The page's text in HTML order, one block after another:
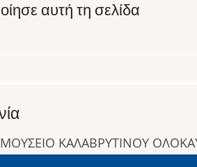
αυτή τη σελίδα
ΚΑΛΑΒΡΥΤΙΝΟΥ